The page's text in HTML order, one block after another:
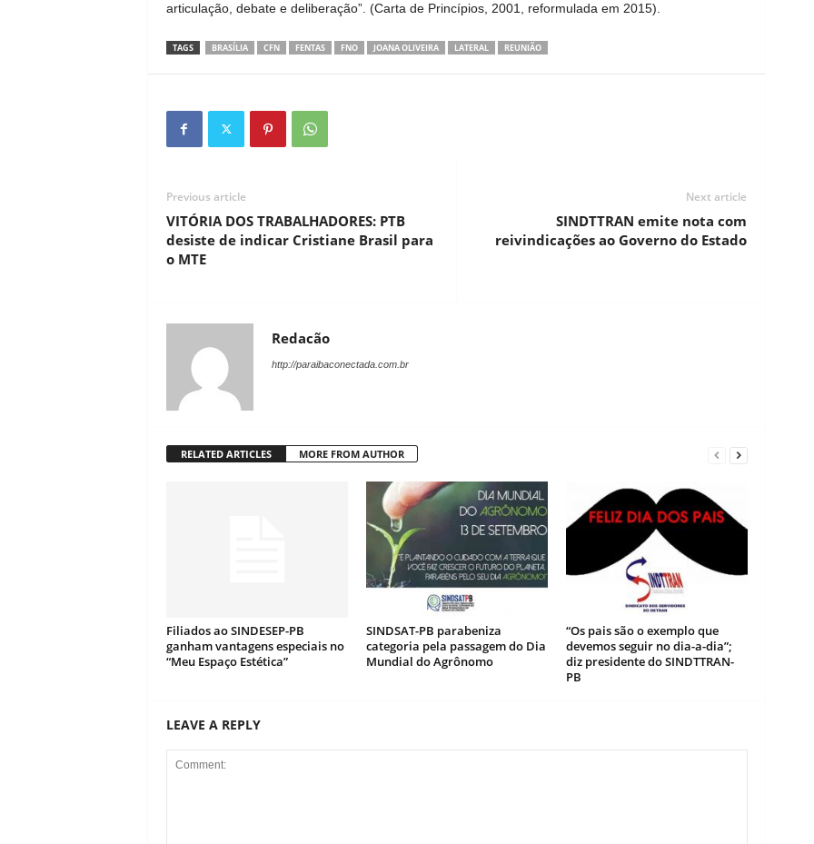
articulação, debate e deliberação”. (Carta de Princípios, 2001, reformulada em 2015).
TAGS BRASÍLIA CFN FENTAS FNO JOANA OLIVEIRA LATERAL REUNIÃO
Previous article
VITÓRIA DOS TRABALHADORES: PTB
desiste de indicar Cristiane Brasil para
o MTE
Next article
SINDTTRAN emite nota com
reivindicações ao Governo do Estado
Redacão
http://paraibaconectada.com.br
RELATED ARTICLES MORE FROM AUTHOR
Filiados ao SINDESEP-PB
ganham vantagens especiais no
“Meu Espaço Estética”
SINDSAT-PB parabeniza
categoria pela passagem do Dia
Mundial do Agrônomo
“Os pais são o exemplo que
devemos seguir no dia-a-dia”;
diz presidente do SINDTTRAN-
PB
LEAVE A REPLY